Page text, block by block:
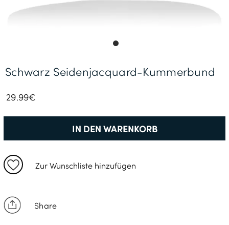
29.99€
IN DEN WARENKORB
Zur Wunschliste hinzufügen
Share
Schwarz Seidenjacquard-Kummerbund